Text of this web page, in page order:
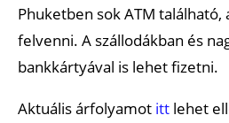
Phuketben sok ATM
felvenni. A szállodákban és
bankkártyával is lehet fizetni.
Aktuális árfolyamot itt lehet